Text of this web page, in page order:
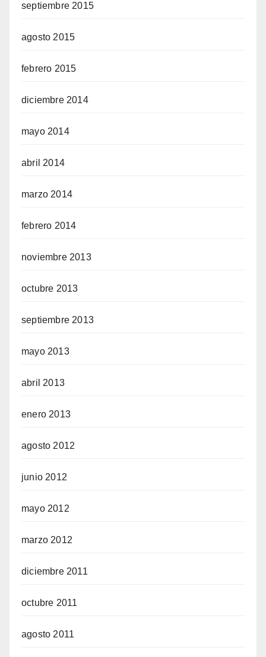
septiembre 2015
agosto 2015
febrero 2015
diciembre 2014
mayo 2014
abril 2014
marzo 2014
febrero 2014
noviembre 2013
octubre 2013
septiembre 2013
mayo 2013
abril 2013
enero 2013
agosto 2012
junio 2012
mayo 2012
marzo 2012
diciembre 2011
octubre 2011
agosto 2011